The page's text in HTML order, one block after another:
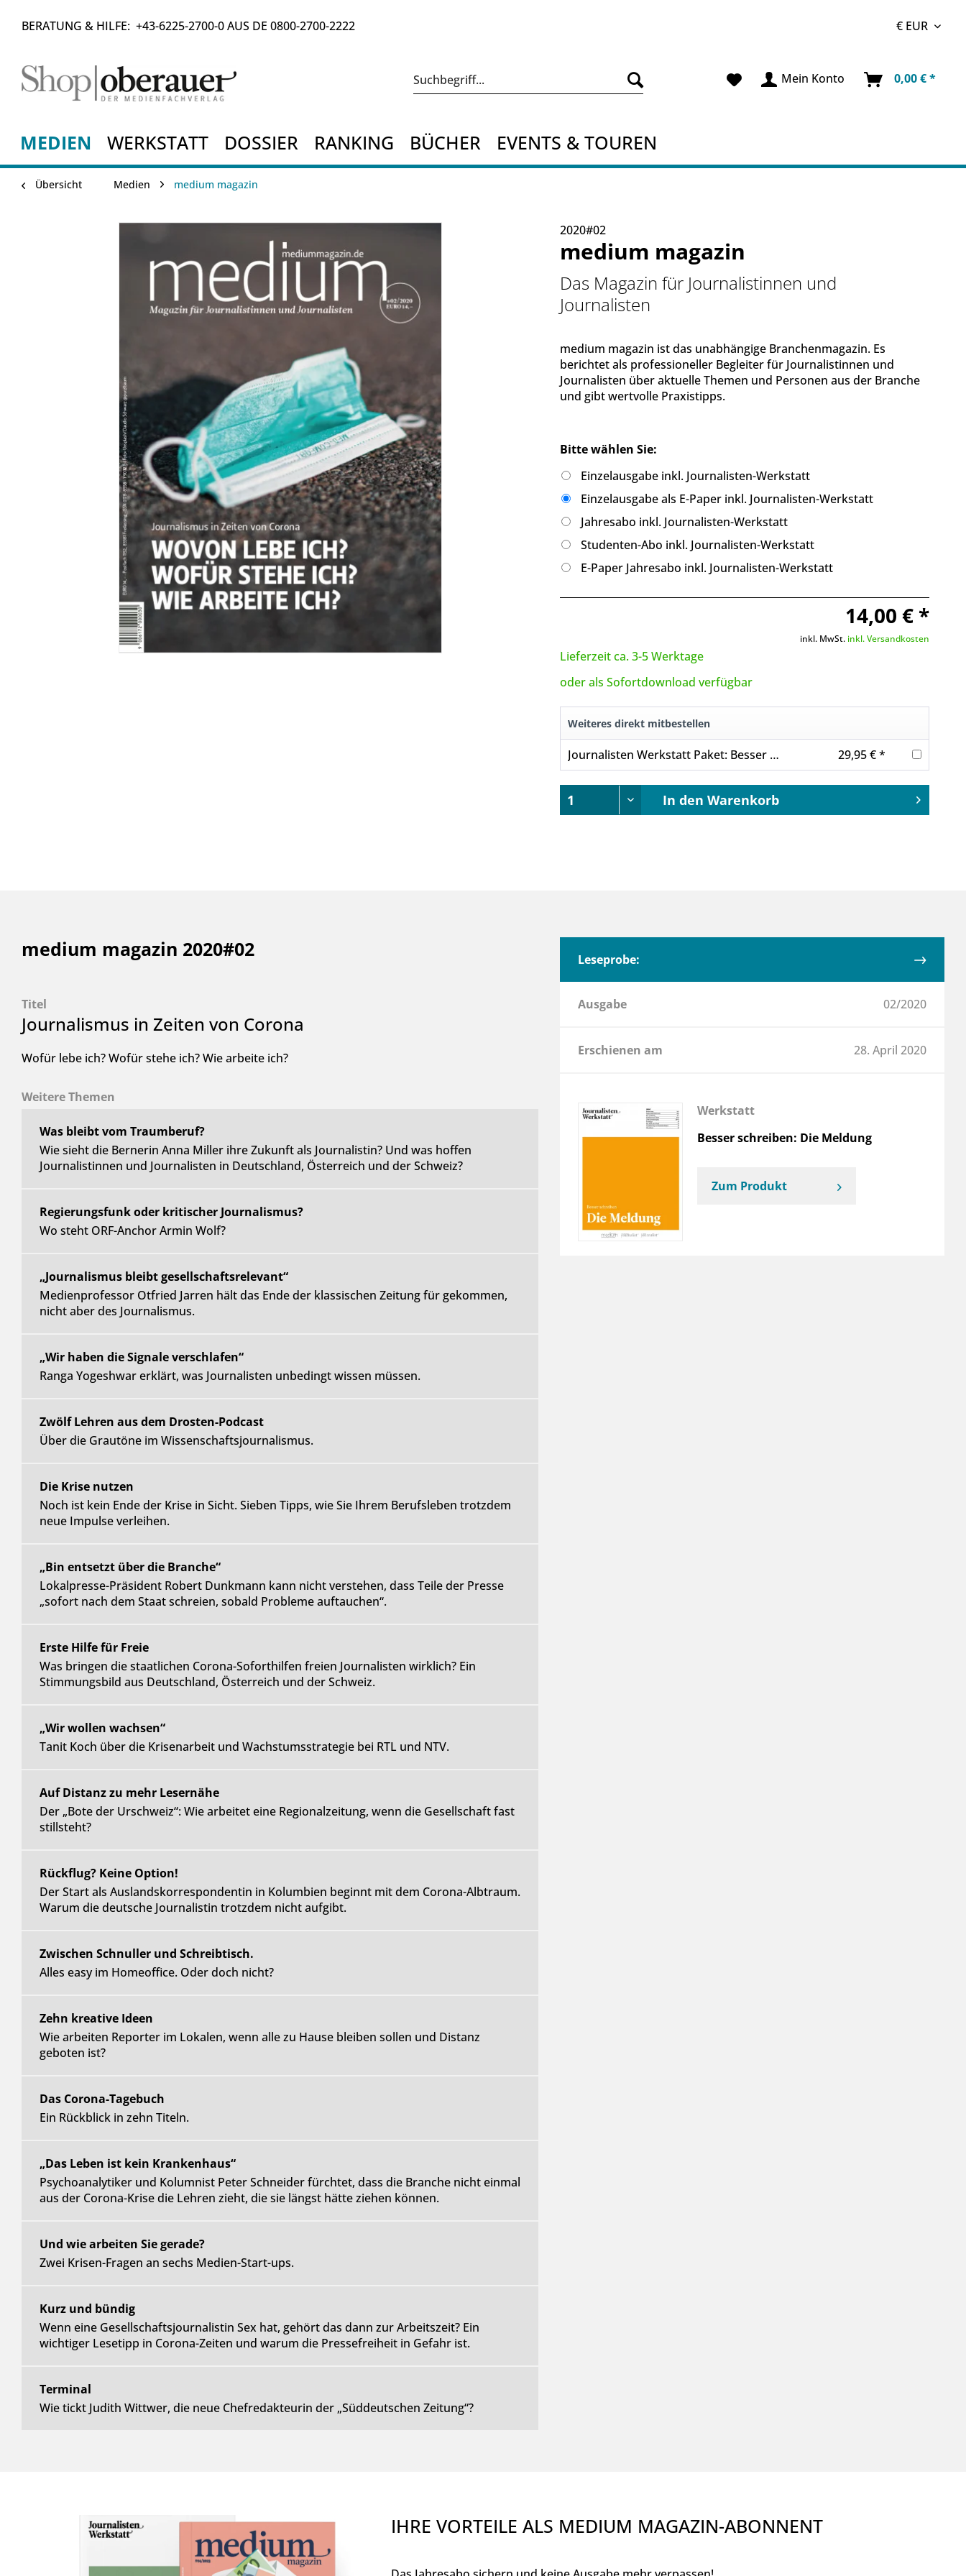
BERATUNG & HILFE: +43-6225-2700-0AUS DE 0800-2700-2222
Mein Konto 0,00 € *
MEDIEN WERKSTATT DOSSIER RANKING BÜCHER EVENTS & TOUREN
Übersicht Medien medium magazin
2020#02
medium magazin
Das Magazin für Journalistinnen und
Journalisten
medium magazin ist das unabhängige Branchenmagazin. Es
berichtet als professioneller Begleiter für Journalistinnen und
Journalisten über aktuelle Themen und Personen aus der Branche
und gibt wertvolle Praxistipps.
Bitte wählen Sie:
Einzelausgabe inkl. Journalisten-Werkstatt
Einzelausgabe als E-Paper inkl. Journalisten-Werkstatt
Jahresabo inkl. Journalisten-Werkstatt
Studenten-Abo inkl. Journalisten-Werkstatt
E-Paper Jahresabo inkl. Journalisten-Werkstatt
14,00 € *
inkl. MwSt. inkl. Versandkosten
Lieferzeit ca. 3-5 Werktage
oder als Sofortdownload verfügbar
Weiteres direkt mitbestellen
Journalisten Werkstatt Paket: Besser schreiben 3 29,95 € *
In den Warenkorb
medium magazin 2020#02
Titel
Journalismus in Zeiten von Corona
Wofür lebe ich? Wofür stehe ich? Wie arbeite ich?
Weitere Themen
Was bleibt vom Traumberuf?
Wie sieht die Bernerin Anna Miller ihre Zukunft als Journalistin? Und was hoffen
Journalistinnen und Journalisten in Deutschland, Österreich und der Schweiz?
Regierungsfunk oder kritischer Journalismus?
Wo steht ORF-Anchor Armin Wolf?
„Journalismus bleibt gesellschaftsrelevant“
Medienprofessor Otfried Jarren hält das Ende der klassischen Zeitung für gekommen,
nicht aber des Journalismus.
„Wir haben die Signale verschlafen“
Ranga Yogeshwar erklärt, was Journalisten unbedingt wissen müssen.
Zwölf Lehren aus dem Drosten-Podcast
Über die Grautöne im Wissenschaftsjournalismus.
Die Krise nutzen
Noch ist kein Ende der Krise in Sicht. Sieben Tipps, wie Sie Ihrem Berufsleben trotzdem
neue Impulse verleihen.
„Bin entsetzt über die Branche“
Lokalpresse-Präsident Robert Dunkmann kann nicht verstehen, dass Teile der Presse
„sofort nach dem Staat schreien, sobald Probleme auftauchen“.
Erste Hilfe für Freie
Was bringen die staatlichen Corona-Soforthilfen freien Journalisten wirklich? Ein
Stimmungsbild aus Deutschland, Österreich und der Schweiz.
„Wir wollen wachsen“
Tanit Koch über die Krisenarbeit und Wachstumsstrategie bei RTL und NTV.
Auf Distanz zu mehr Lesernähe
Der „Bote der Urschweiz“: Wie arbeitet eine Regionalzeitung, wenn die Gesellschaft fast
stillsteht?
Rückflug? Keine Option!
Der Start als Auslandskorrespondentin in Kolumbien beginnt mit dem Corona-Albtraum.
Warum die deutsche Journalistin trotzdem nicht aufgibt.
Zwischen Schnuller und Schreibtisch.
Alles easy im Homeoffice. Oder doch nicht?
Zehn kreative Ideen
Wie arbeiten Reporter im Lokalen, wenn alle zu Hause bleiben sollen und Distanz
geboten ist?
Das Corona-Tagebuch
Ein Rückblick in zehn Titeln.
„Das Leben ist kein Krankenhaus“
Psychoanalytiker und Kolumnist Peter Schneider fürchtet, dass die Branche nicht einmal
aus der Corona-Krise die Lehren zieht, die sie längst hätte ziehen können.
Und wie arbeiten Sie gerade?
Zwei Krisen-Fragen an sechs Medien-Start-ups.
Kurz und bündig
Wenn eine Gesellschaftsjournalistin Sex hat, gehört das dann zur Arbeitszeit? Ein
wichtiger Lesetipp in Corona-Zeiten und warum die Pressefreiheit in Gefahr ist.
Terminal
Wie tickt Judith Wittwer, die neue Chefredakteurin der „Süddeutschen Zeitung“?
Leseprobe:
Ausgabe 02/2020
Erschienen am 28. April 2020
Werkstatt
Besser schreiben: Die Meldung
Zum Produkt
IHRE VORTEILE ALS MEDIUM MAGAZIN-ABONNENT